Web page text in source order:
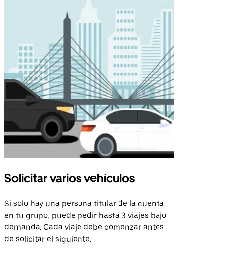
Solicitar varios vehículos
Si solo hay una persona titular de la cuenta
en tu grupo, puede pedir hasta 3 viajes bajo
demanda. Cada viaje debe comenzar antes
de solicitar el siguiente.